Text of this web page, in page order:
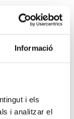
Informació
i els
i analitzar el